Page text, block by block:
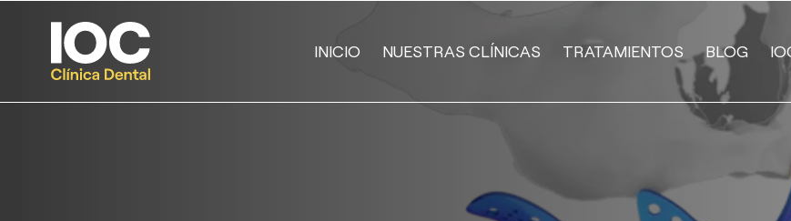
INICIO NUESTRAS CLÍNICAS TRATAMIENTOS BLOG